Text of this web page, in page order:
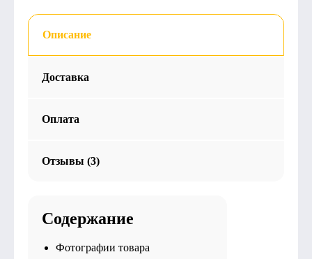
Описание
Доставка
Оплата
Отзывы (3)
Содержание
Фотографии товара